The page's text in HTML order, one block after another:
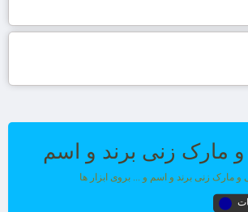
مارک زنی برند و اسم
و مارک زنی برند و اسم و ... بروی ابزار ها